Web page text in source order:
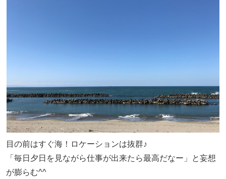
目の前はすぐ海！ロケーションは抜群♪
「毎日夕日を見ながら仕事が出来たら最高だなー」と妄想
が膨らむ^^